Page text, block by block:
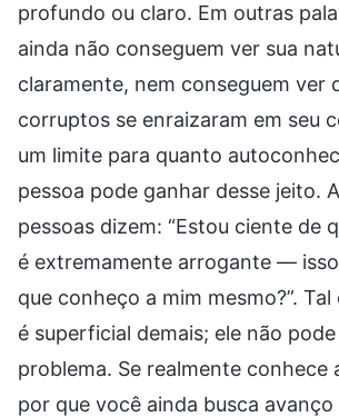
profundo ou claro. Em outras
ainda não conseguem ver sua
claramente, nem conseguem ver
corruptos se enraizaram em seu
um limite para quanto
pessoa pode ganhar desse jeito.
pessoas dizem: “Estou ciente de
é extremamente arrogante —
que conheço a mim mesmo?”.
é superficial demais; ele não
problema. Se realmente conhece
por que você ainda busca